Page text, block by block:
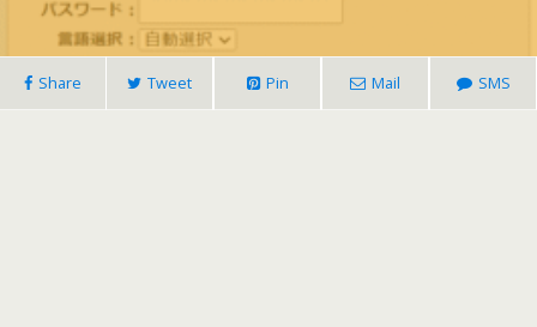
Share Tweet Pin Mail SMS